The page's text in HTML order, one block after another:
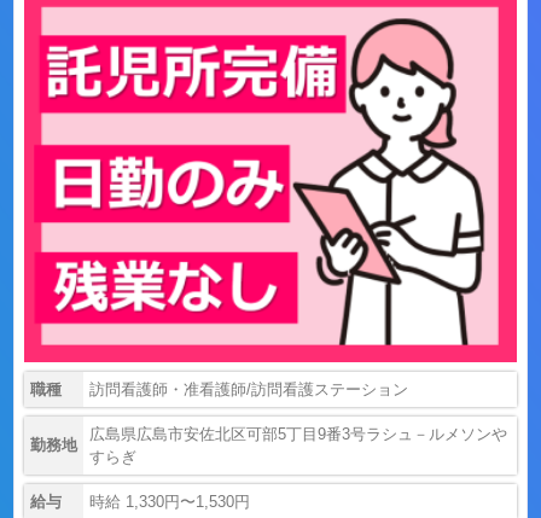
職種 訪問看護師・准看護師/訪問看護ステーション
勤務地
広島県広島市安佐北区可部5丁目9番3号ラシュ－ルメソンや
すらぎ
給与 時給 1,330円〜1,530円